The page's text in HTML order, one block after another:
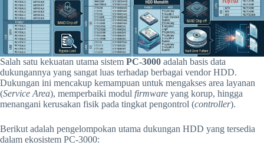
Salah satu kekuatan utama sistem PC-3000 adalah basis data
dukungannya yang sangat luas terhadap berbagai vendor HDD.
Dukungan ini mencakup kemampuan untuk mengakses area layanan
(Service Area), memperbaiki modul firmware yang korup, hingga
menangani kerusakan fisik pada tingkat pengontrol (controller).
Berikut adalah pengelompokan utama dukungan HDD yang tersedia
dalam ekosistem PC-3000: